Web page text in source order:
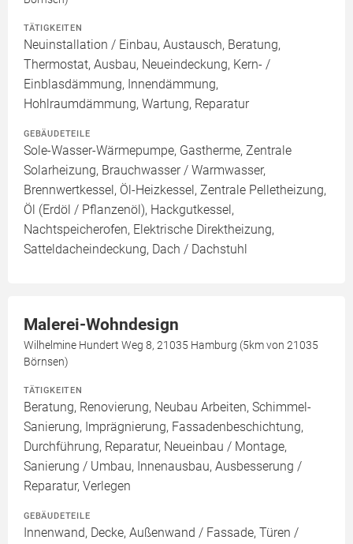
TÄTIGKEITEN
Neuinstallation / Einbau, Austausch, Beratung,
Thermostat, Ausbau, Neueindeckung, Kern- /
Einblasdämmung, Innendämmung,
Hohlraumdämmung, Wartung, Reparatur
GEBÄUDETEILE
Sole-Wasser-Wärmepumpe, Gastherme, Zentrale
Solarheizung, Brauchwasser / Warmwasser,
Brennwertkessel, Öl-Heizkessel, Zentrale Pelletheizung,
Öl (Erdöl / Pflanzenöl), Hackgutkessel,
Nachtspeicherofen, Elektrische Direktheizung,
Satteldacheindeckung, Dach / Dachstuhl
Malerei-Wohndesign
Wilhelmine Hundert Weg 8, 21035 Hamburg (5km von 21035
Börnsen)
TÄTIGKEITEN
Beratung, Renovierung, Neubau Arbeiten, Schimmel-
Sanierung, Imprägnierung, Fassadenbeschichtung,
Durchführung, Reparatur, Neueinbau / Montage,
Sanierung / Umbau, Innenausbau, Ausbesserung /
Reparatur, Verlegen
GEBÄUDETEILE
Innenwand, Decke, Außenwand / Fassade, Türen /